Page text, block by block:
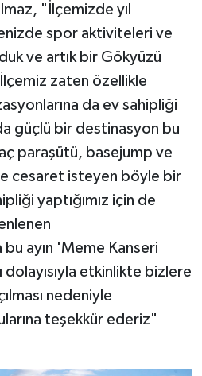
"İlçemizde yıl
spor aktiviteleri ve
ve artık bir Gökyüzü
zaten özellikle
da ev sahipliği
güçlü bir destinasyon bu
paraşütü, basejump ve
cesaret isteyen böyle bir
yaptığımız için de
ayın 'Meme Kanseri
dolayısıyla etkinlikte bizlere
nedeniyle
teşekkür ederiz"